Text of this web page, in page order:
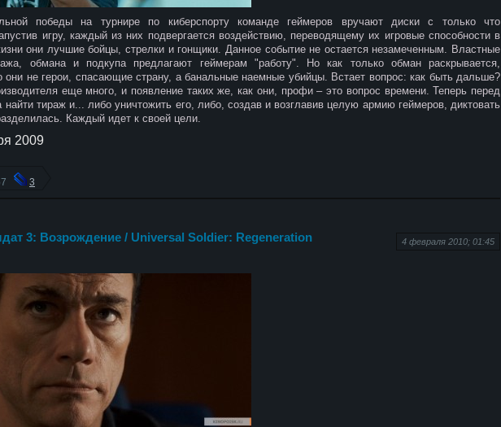
победы на турнире по киберспорту команде геймеров вручают диски с только что
игру, каждый из них подвергается воздействию, переводящему их игровые способности в
они лучшие бойцы, стрелки и гонщики. Данное событие не остается незамеченным. Властные
обмана и подкупа предлагают геймерам "работу". Но как только обман раскрывается,
они не герои, спасающие страну, а банальные наемные убийцы. Встает вопрос: как быть дальше?
еще много, и появление таких же, как они, профи – это вопрос времени. Теперь перед
найти тираж и... либо уничтожить его, либо, создав и возглавив целую армию геймеров, диктовать
Каждый идет к своей цели.
2009
3
4 февраля 2010; 01:45
3: Возрождение / Universal Soldier: Regeneration